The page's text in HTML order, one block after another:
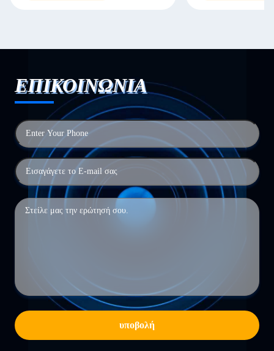
ΕΠΙΚΟΙΝΩΝΙΑ
υποβολή